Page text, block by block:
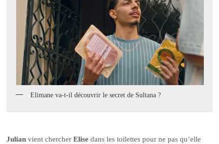
Elimane va-t-il découvrir le secret de Sultana ?
Julian vient chercherElise dans les toilettes pour ne pas qu’elle